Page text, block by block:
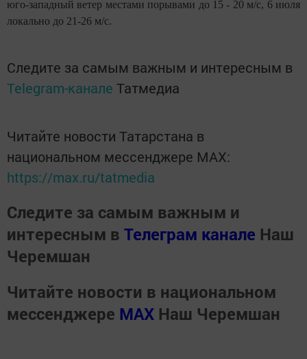
юго-западный ветер местами порывами до 15 - 20 м/с, 6 июля
локально до 21-26 м/с.
Следите за самым важным и интересным в
Telegram-канале Татмедиа
Читайте новости Татарстана в
национальном мессенджере MАХ:
https://max.ru/tatmedia
Следите за самым важным и
интересным в Телеграм канале Наш
Черемшан
Читайте новости в национальном
мессенджере MАХ Наш Черемшан